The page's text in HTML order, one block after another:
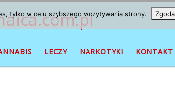
LECZY NARKOTYKI KONTAKT
tylko w celu szybszego wczytywania strony. Zgoda